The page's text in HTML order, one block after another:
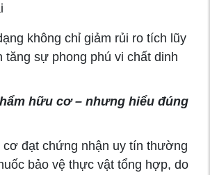
không chỉ giảm rủi ro tích lũy
tăng sự phong phú vi chất dinh
hữu cơ – nhưng hiểu đúng
đạt chứng nhận uy tín thường
bảo vệ thực vật tổng hợp, do